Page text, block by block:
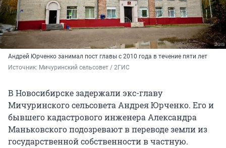
Андрей Юрченко занимал пост главы с 2010 года в течение пяти лет
Источник: Мичуринский сельсовет / 2ГИС
В Новосибирске задержали экс-главу
Мичуринского сельсовета Андрея Юрченко. Его и
бывшего кадастрового инженера Александра
Маньковского подозревают в переводе земли из
государственной собственности в частную.